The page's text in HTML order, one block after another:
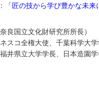
「匠の技から学び豊かな未来
奈良国立文化財研究所所長）
ネスコ全権大使、千葉科学大学
福井県立大学学長、日本造園学